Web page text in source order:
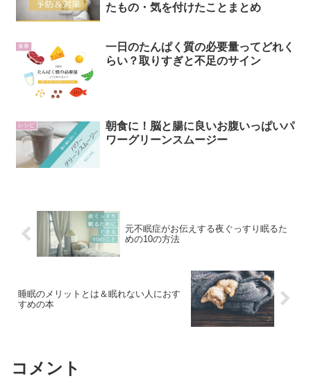
たもの・気を付けたことまとめ
食事
一日のたんぱく質の必要量ってどれく
らい？取りすぎと不足のサイン
レシピ
朝食に！脳と腸に良いお腹いっぱいパ
ワーグリーンスムージー
元不眠症がお伝えする夜ぐっすり眠るた
めの10の方法
睡眠のメリットとは＆眠れない人におす
すめの本
コメント